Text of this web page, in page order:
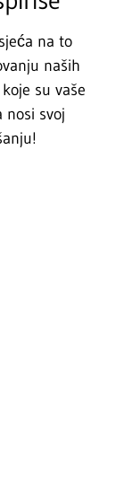
na to
naših
su vaše
nosi svoj